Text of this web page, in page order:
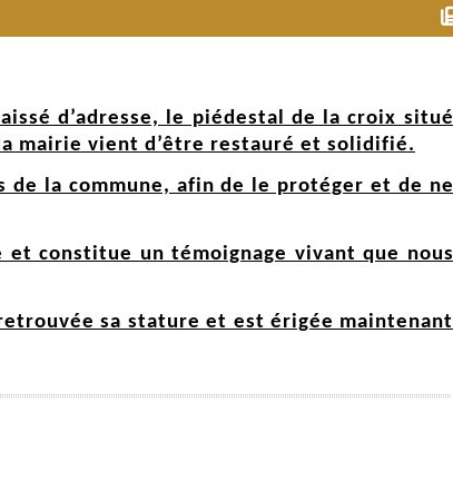
d’adresse, le piédestal de la croix situé
mairie vient d’être restauré et solidifié.
la commune, afin de le protéger et de ne
constitue un témoignage vivant que nous
sa stature et est érigée maintenant